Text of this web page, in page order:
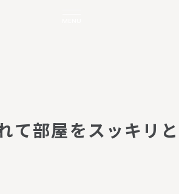
て部屋をス ッキ リ と